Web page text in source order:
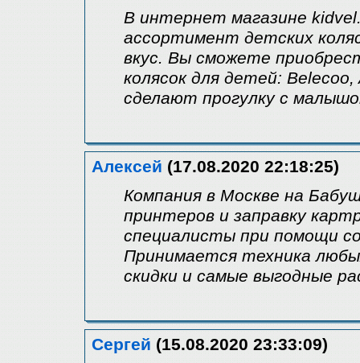
В интернет магазине
ассортимент детских
вкус. Вы сможете
колясок для детей:
сделают прогулку с
Алексей (17.08.2020 22:18:25)
Компания в Москве на
принтеров и заправку
специалисты при помощи
Принимается техника
скидки и самые выгодные
Сергей (15.08.2020 23:33:09)